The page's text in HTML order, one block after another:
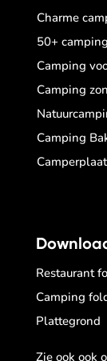
Charme
50+ camping
Camping
Camping
Camping
Restaurant
Camping
Plattegrond
Zie ook ook